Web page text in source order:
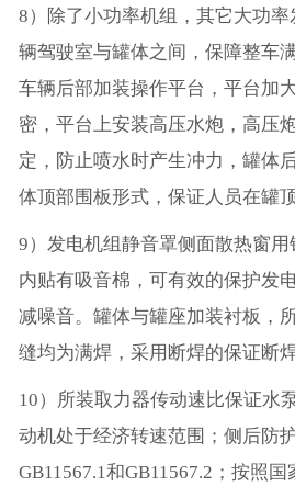
8）除了小功率机组，其它大功
辆驾驶室与罐体之间，保障整车
车辆后部加装操作平台，平台加
密，平台上安装高压水炮，高压
定，防止喷水时产生冲力，罐体
体顶部围板形式，保证人员在罐
9）发电机组静音罩侧面散热窗用
内贴有吸音棉，可有效的保护发
减噪音。罐体与罐座加装衬板，
缝均为满焊，采用断焊的保证断
10）所装取力器传动速比保证水
动机处于经济转速范围；侧后防
GB11567.1和GB11567.2；按照